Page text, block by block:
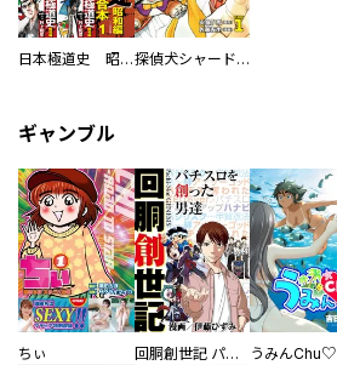
日本極道史 昭和編 スーパー大合本 探偵犬シャードック（新装版）
ギャンブル
ちぃ 回胴創世記 パチスロを創った男達 うみんChu♡